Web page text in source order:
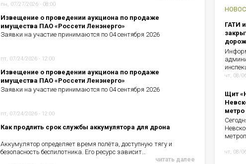
пн, 07/27/2026 - 08:00
Извещение о проведении аукциона по продаже
имущества ПАО «Россети Ленэнерго»
Заявки на участие принимаются по 04 сентября 2026
пт, 07/24/2026 - 12:00
Извещение о проведении аукциона по продаже
имущества ПАО «Россети Ленэнерго»
Заявки на участие принимаются по 04 сентября 2026
пт, 07/24/2026 - 12:00
Как продлить срок службы аккумулятора для дрона
Аккумулятор определяет время полёта, доступную тягу и
безопасность беспилотника. Его ресурс зависит…
читать далее
ГАТИ
чт, 08/
Щит
метро
чт, 08/